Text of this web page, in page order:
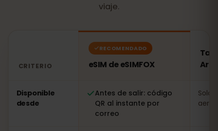
viaje.
CRITERIO
RECOMENDADO
eSIM de eSIMFOX
Disponible
desde
Antes de salir: código
QR al instante por
correo
Solo